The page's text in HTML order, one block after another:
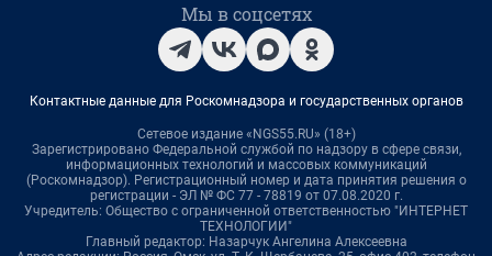
Мы в соцсетях
Контактные данные для Роскомнадзора и государственных органов
Сетевое издание «NGS55.RU» (18+)
Зарегистрировано Федеральной службой по надзору в сфере связи,
информационных технологий и массовых коммуникаций
(Роскомнадзор). Регистрационный номер и дата принятия решения о
регистрации - ЭЛ № ФС 77 - 78819 от 07.08.2020 г.
Учредитель: Общество с ограниченной ответственностью "ИНТЕРНЕТ
ТЕХНОЛОГИИ"
Главный редактор: Назарчук Ангелина Алексеевна